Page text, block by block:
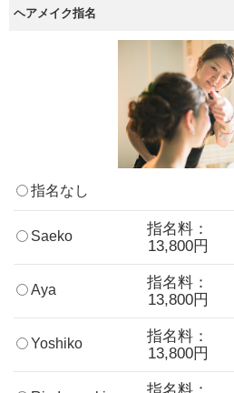
ヘアメイク指名
指名なし
Saeko
指名料：
13,800円
Aya
指名料：
13,800円
Yoshiko
指名料：
13,800円